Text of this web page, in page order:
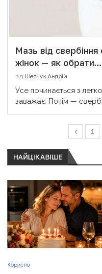
Мазь від свербіння
жінок — як обрати...
від Шевчук Андрій
Усе починається з
заважає. Потім —
1
НАЙЦІКАВІШЕ
Корисно